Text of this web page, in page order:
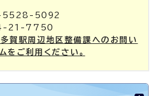
5528-5092
21-7750
賀駅周辺地区整備課へのお問い
をご利用ください。